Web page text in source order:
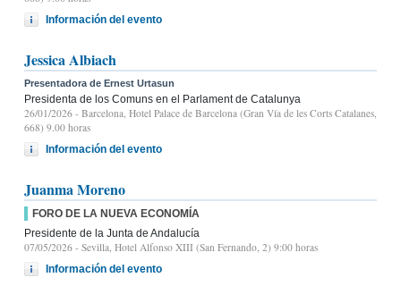
Información del evento
Jessica Albiach
Presentadora de Ernest Urtasun
Presidenta de los Comuns en el Parlament de Catalunya
26/01/2026 - Barcelona, Hotel Palace de Barcelona (Gran Vía de les Corts Catalanes,
668) 9.00 horas
Información del evento
Juanma Moreno
FORO DE LA NUEVA ECONOMÍA
Presidente de la Junta de Andalucía
07/05/2026 - Sevilla, Hotel Alfonso XIII (San Fernando, 2) 9:00 horas
Información del evento